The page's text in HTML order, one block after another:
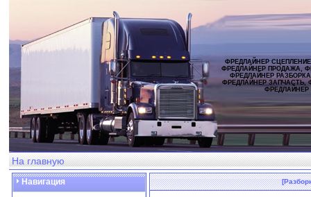
ФРЕДЛАЙНЕР
ФРЕДЛАЙНЕР ПРОДАЖА,
ФРЕДЛАЙНЕР
ФРЕДЛАЙНЕР ЗАПЧАСТЬ,
ФРЕДЛАЙНЕР
На главную
Навигация